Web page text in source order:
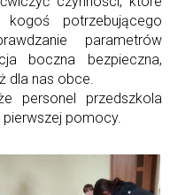
potrzebującego
parametrów
boczna bezpieczna,
dla nas obce.
personel przedszkola
pomocy.